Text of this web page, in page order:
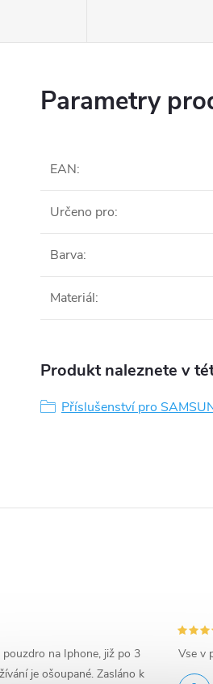
Parametry
EAN:
Určeno pro:
Barva:
Materiál:
Produkt naleznete v
Příslušenství pro
pouzdro na Iphone, již po 3
je ošoupané. Zasláno k
Vse v